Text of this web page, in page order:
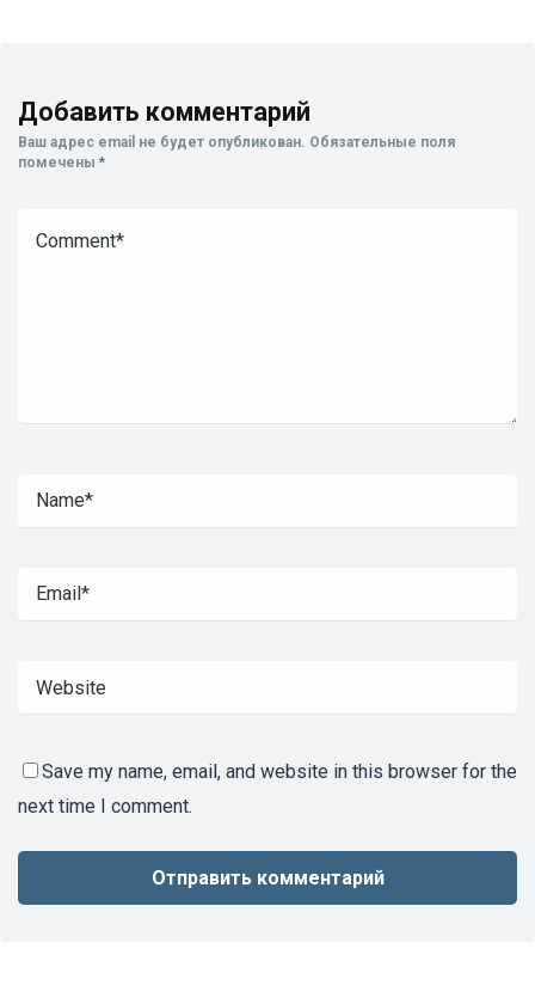
Добавить комментарий
Ваш адрес email не будет опубликован. Обязательные поля
помечены *
Save my name, email, and website in this browser for the
next time I comment.